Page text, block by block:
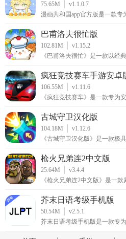
75.65M
v1.1.0.7
漫画共和国app官方版是一款专
巴甫洛夫很忙版
102.81M
v1.15.2
《巴甫洛夫很忙》是一款以经
疯狂竞技赛车手游安卓
106.55M
v1.11.6
《疯狂竞技赛车》是一款专为
古城守卫汉化版
104.18M
v1.12.6
《古城守卫汉化版》是一款极
枪火兄弟连2中文版
25.64M
v3.4.4
《枪火兄弟连2中文版》是一
芥末日语考级手机版
50.54M
v2.5.1
芥末日语考级手机版是一款专